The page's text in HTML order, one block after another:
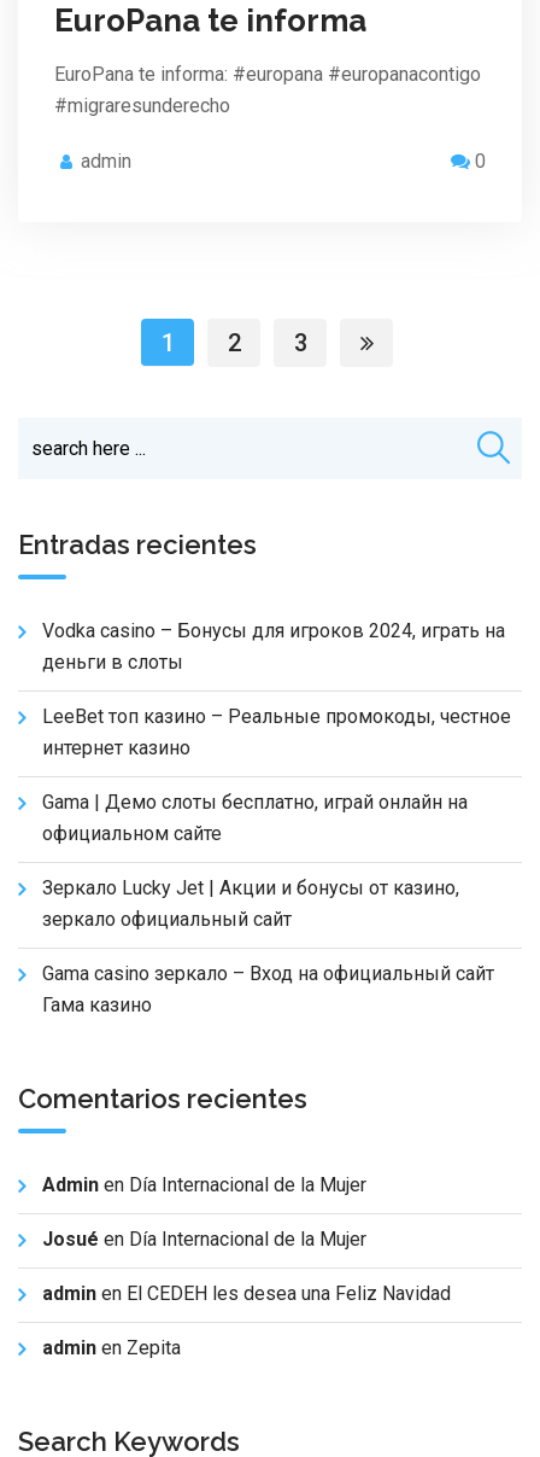
EuroPana te informa
EuroPana te informa: #europana #europanacontigo
#migraresunderecho
admin 0
1 2 3
Entradas recientes
Vodka casino – Бонусы для игроков 2024, играть на
деньги в слоты
LeeBet топ казино – Реальные промокоды, честное
интернет казино
Gama | Демо слоты бесплатно, играй онлайн на
официальном сайте
Зеркало Lucky Jet | Акции и бонусы от казино,
зеркало официальный сайт
Gama casino зеркало – Вход на официальный сайт
Гама казино
Comentarios recientes
Admin en Día Internacional de la Mujer
Josué en Día Internacional de la Mujer
admin en El CEDEH les desea una Feliz Navidad
admin en Zepita
Search Keywords